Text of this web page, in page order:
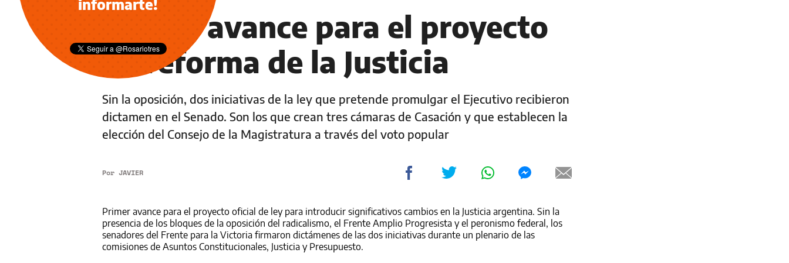
Primer avance para el proyecto
de reforma de la Justicia
Sin la oposición, dos iniciativas de la ley que pretende promulgar el Ejecutivo recibieron
dictamen en el Senado. Son los que crean tres cámaras de Casación y que establecen la
elección del Consejo de la Magistratura a través del voto popular
Por JAVIER
Primer avance para el proyecto oficial de ley para introducir significativos cambios en la Justicia argentina. Sin la
presencia de los bloques de la oposición del radicalismo, el Frente Amplio Progresista y el peronismo federal, los
senadores del Frente para la Victoria firmaron dictámenes de las dos iniciativas durante un plenario de las
comisiones de Asuntos Constitucionales, Justicia y Presupuesto.
informarte!